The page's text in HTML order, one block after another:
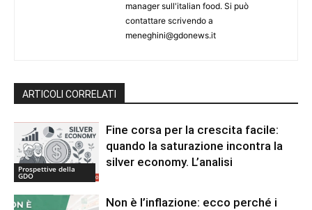
manager sull'italian food. Si può
contattare scrivendo a
meneghini@gdonews.it
ARTICOLI CORRELATI
Prospettive della
GDO
Fine corsa per la crescita facile:
quando la saturazione incontra la
silver economy. L’analisi
Non è l’inflazione: ecco perché i